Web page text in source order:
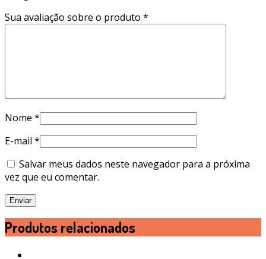
Sua avaliação sobre o produto *
Nome *
E-mail *
Salvar meus dados neste navegador para a próxima
vez que eu comentar.
Produtos relacionados